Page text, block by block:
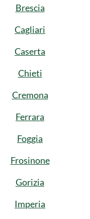
Brescia
Cagliari
Caserta
Chieti
Cremona
Ferrara
Foggia
Frosinone
Gorizia
Imperia